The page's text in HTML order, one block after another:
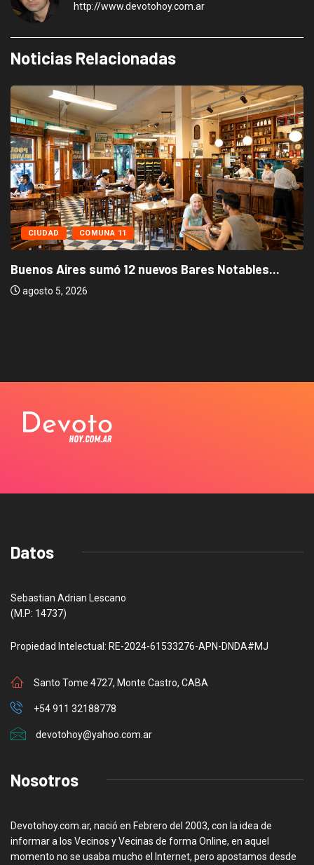
http://www.devotohoy.com.ar
Noticias Relacionadas
CIUDAD COMUNA 11
Buenos Aires sumó 12 nuevos Bares Notables...
agosto 5, 2026
Datos
Sebastian Adrian Lescano
(M.P: 14737)
Propiedad Intelectual: RE-2024-61533276-APN-DNDA#MJ
Santo Tome 4727, Monte Castro, CABA
+54 911 32188778
devotohoy@yahoo.com.ar
Nosotros
Devotohoy.com.ar, nació en Febrero del 2003, con la idea de
informar a los Vecinos y Vecinas de forma Online, en aquel
momento no se usaba mucho el Internet, pero apostamos desde